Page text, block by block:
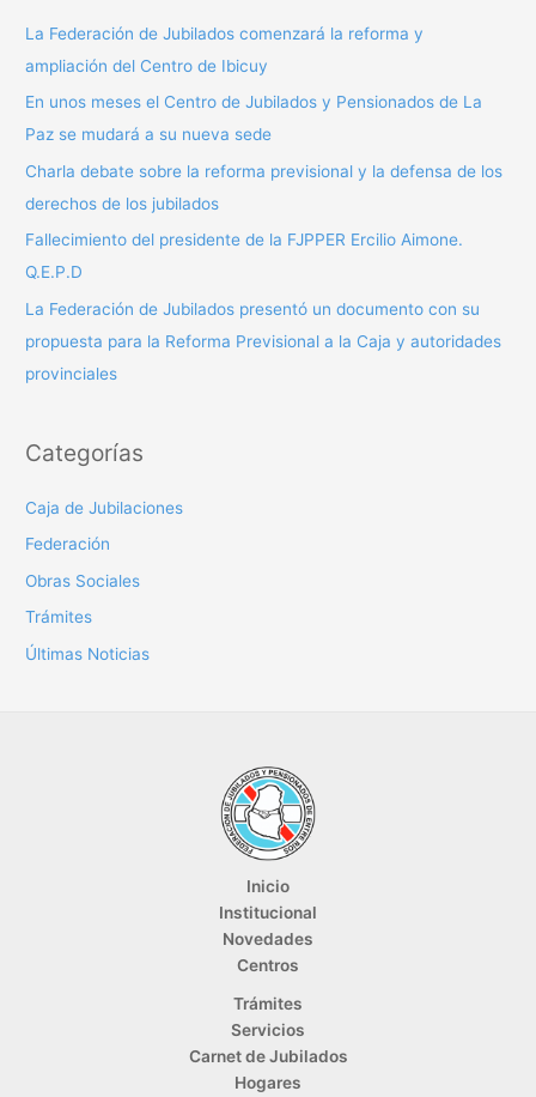
:
La Federación de Jubilados comenzará la reforma y
ampliación del Centro de Ibicuy
En unos meses el Centro de Jubilados y Pensionados de La
Paz se mudará a su nueva sede
Charla debate sobre la reforma previsional y la defensa de los
derechos de los jubilados
Fallecimiento del presidente de la FJPPER Ercilio Aimone.
Q.E.P.D
La Federación de Jubilados presentó un documento con su
propuesta para la Reforma Previsional a la Caja y autoridades
provinciales
Categorías
Caja de Jubilaciones
Federación
Obras Sociales
Trámites
Últimas Noticias
Inicio
Institucional
Novedades
Centros
Trámites
Servicios
Carnet de Jubilados
Hogares